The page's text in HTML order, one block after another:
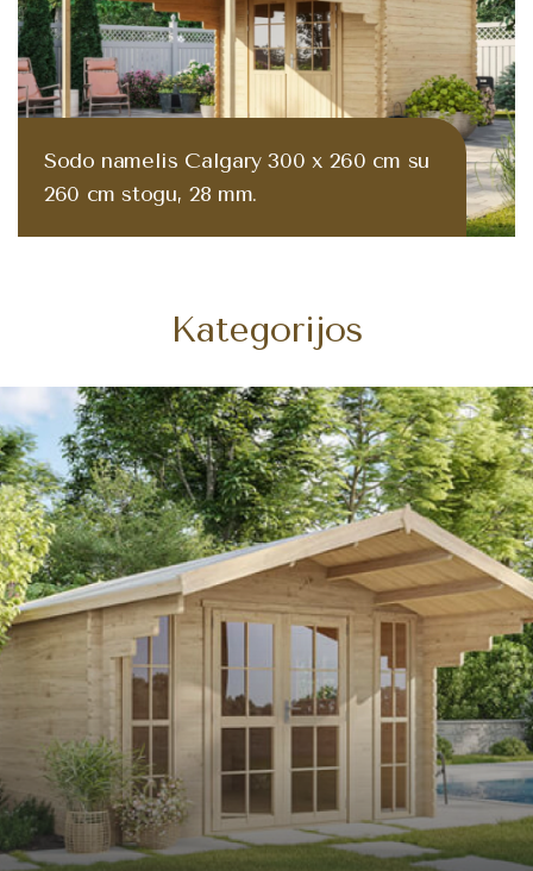
Sodo namelis Calgary 300 x 260 cm su
260 cm stogu, 28 mm.
1149.00 €
Kategorijos